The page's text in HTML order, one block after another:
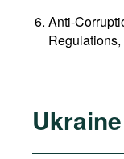
Anti-
Regulations,
Ukraine